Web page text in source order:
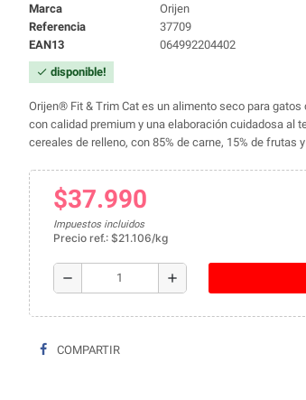
Marca
Orijen
Referencia
37709
EAN13
064992204402
check disponible!
Orijen®Fit & Trim Cat es un alimento seco para
con calidad premium y una elaboración cuidadosa al
cereales de relleno, con 85% de carne, 15% de
$37.990
Impuestos incluidos
Precio ref.: $21.106/kg
remove add
COMPARTIR